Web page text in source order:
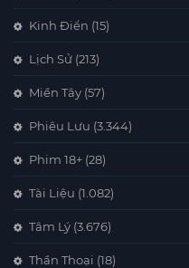
Kinh Điển (15)
Lịch Sử (213)
Miền Tây (57)
Phiêu Lưu (3.344)
Phim 18+ (28)
Tài Liệu (1.082)
Tâm Lý (3.676)
Thần Thoại (18)